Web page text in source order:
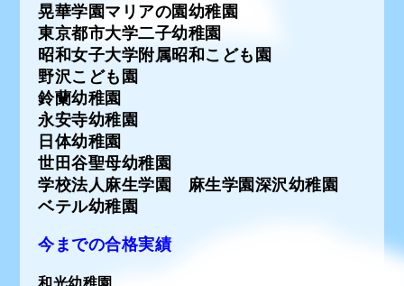
晃華学園マリアの園幼稚園
東京都市大学二子幼稚園
昭和女子大学附属昭和こども園
野沢こども園
鈴蘭幼稚園
永安寺幼稚園
日体幼稚園
世田谷聖母幼稚園
学校法人麻生学園 麻生学園深沢幼稚園
ベテル幼稚園
今までの合格実績
和光幼稚園